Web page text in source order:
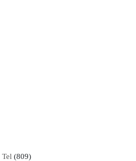
Tel (809)